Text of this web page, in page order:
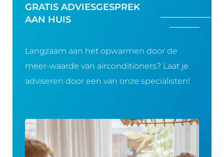
GRATIS ADVIESGESPREK
AAN HUIS
Langzaam aan het opwarmen door de
meer-waarde van airconditioners? Laat je
adviseren door een van onze specialisten!